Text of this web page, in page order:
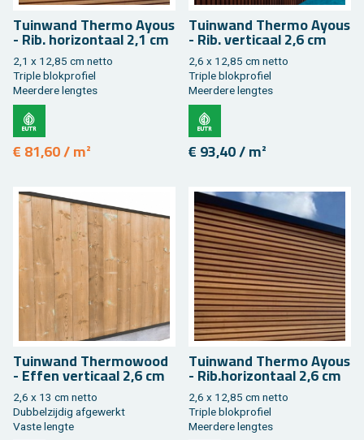
Tuin­wand Ther­mo Ayous
- Rib. ho­ri­zon­taal 2,1 cm
2,1 x 12,85 cm netto
Tri­ple blok­pro­fiel
Meer­de­re leng­tes
€ 81,60 / m²
Tuin­wand Ther­mo Ayous
- Rib. ver­ti­caal 2,6 cm
2,6 x 12,85 cm netto
Tri­ple blok­pro­fiel
Meer­de­re leng­tes
€ 93,40 / m²
Tuin­wand Ther­mo­wood
- Effen ver­ti­caal 2,6 cm
2,6 x 13 cm netto
Dub­bel­zij­dig af­ge­werkt
Vaste leng­te
Tuin­wand Ther­mo Ayous
- Rib.​horizontaal 2,6 cm
2,6 x 12,85 cm netto
Tri­ple blok­pro­fiel
Meer­de­re leng­tes